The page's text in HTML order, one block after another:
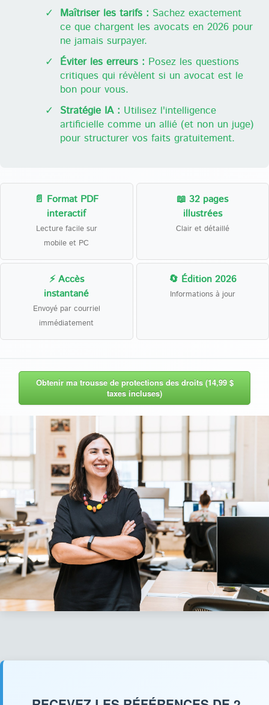
✓ Maîtriser les tarifs : Sachez exactement
ce que chargent les avocats en 2026 pour
ne jamais surpayer.
✓ Éviter les erreurs : Posez les questions
critiques qui révèlent si un avocat est le
bon pour vous.
✓ Stratégie IA : Utilisez l'intelligence
artificielle comme un allié (et non un juge)
pour structurer vos faits gratuitement.
📄 Format PDF
interactif
Lecture facile sur
mobile et PC
📖 32 pages
illustrées
Clair et détaillé
⚡ Accès
instantané
Envoyé par courriel
immédiatement
🔄 Édition 2026
Informations à jour
Obtenir ma trousse de protections des droits (14,99 $
taxes incluses)